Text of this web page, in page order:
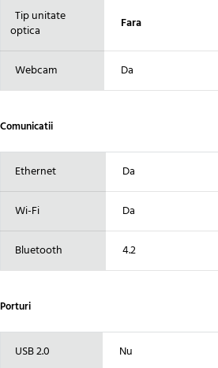
Tip unitate
optica
Fara
Webcam Da
Comunicatii
Ethernet Da
Wi-Fi Da
Bluetooth 4.2
Porturi
USB 2.0 Nu